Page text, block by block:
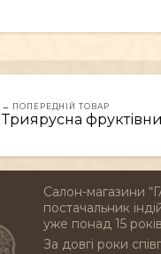
← ПОПЕРЕДНІЙ ТОВАР
Триярусна
Салон-магазини
постачальник
уже понад 15
За довгі роки